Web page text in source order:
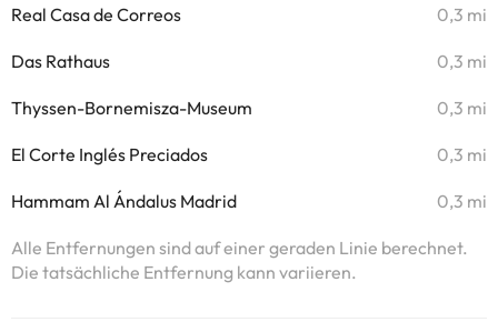
Real Casa de Correos 0,3 mi
Das Rathaus 0,3 mi
Thyssen-Bornemisza-Museum 0,3 mi
El Corte Inglés Preciados 0,3 mi
Hammam Al Ándalus Madrid 0,3 mi
Alle Entfernungen sind auf einer geraden Linie berechnet.
Die tatsächliche Entfernung kann variieren.